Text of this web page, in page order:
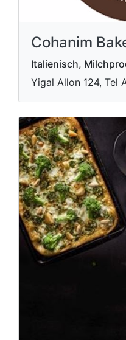
Cohanim
Italienisch,
Yigal Allon 124, Tel